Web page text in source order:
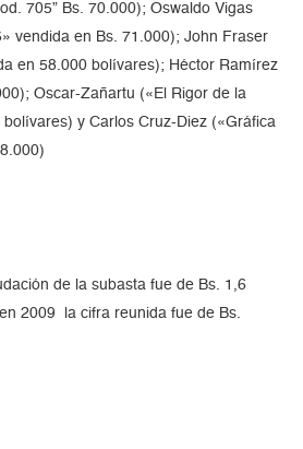
705” Bs. 70.000); Oswaldo Vigas
vendida en Bs. 71.000); John Fraser
en 58.000 bolívares); Héctor Ramírez
Oscar-Zañartu («El Rigor de la
y Carlos Cruz-Diez («Gráfica
de la subasta fue de Bs. 1,6
2009 la cifra reunida fue de Bs.